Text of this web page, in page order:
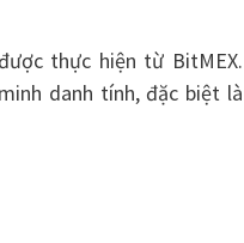
thực hiện từ BitMEX.
danh tính, đặc biệt là